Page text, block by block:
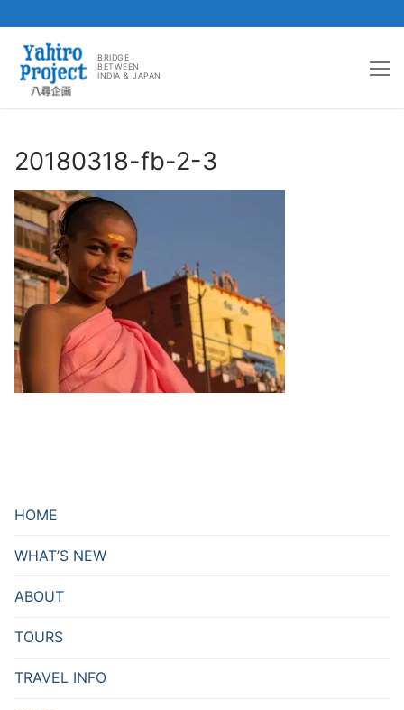
BRIDGE
BETWEEN
INDIA & JAPAN
20180318-fb-2-3
HOME
WHAT’S NEW
ABOUT
TOURS
TRAVEL INFO